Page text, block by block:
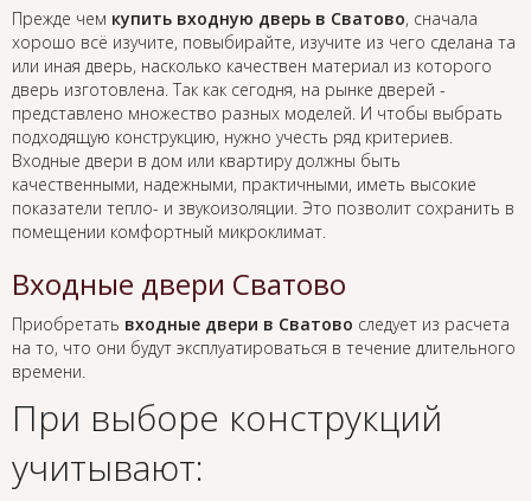
Прежде чем купить входную дверь в Сватово, сначала
хорошо всё изучите, повыбирайте, изучите из чего сделана та
или иная дверь, насколько качествен материал из которого
дверь изготовлена. Так как сегодня, на рынке дверей -
представлено множество разных моделей. И чтобы выбрать
подходящую конструкцию, нужно учесть ряд критериев.
Входные двери в дом или квартиру должны быть
качественными, надежными, практичными, иметь высокие
показатели тепло- и звукоизоляции. Это позволит сохранить в
помещении комфортный микроклимат.
Входные двери Сватово
Приобретать входные двери в Сватово следует из расчета
на то, что они будут эксплуатироваться в течение длительного
времени.
При выборе конструкций
учитывают: